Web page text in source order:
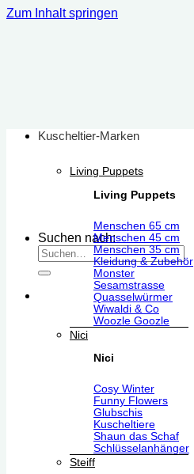
Zum Inhalt springen
Suchen nach:
Kuscheltier-Marken
Living Puppets
Living Puppets
Menschen 65 cm
Menschen 45 cm
Menschen 35 cm
Kleidung & Zubehör
Monster
Sesamstrasse
Quasselwürmer
Wiwaldi & Co
Woozle Goozle
Nici
Nici
Cosy Winter
Funny Flowers
Glubschis
Kuscheltiere
Shaun das Schaf
Schlüsselanhänger
Steiff